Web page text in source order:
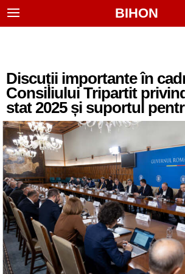
BIHON
Discuții importante în
Consiliului Tripartit
stat 2025 și suportul